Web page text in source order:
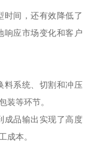
时间，还有效降低了
响应市场变化和客户
料系统、切割和冲压
装等环节。
成品输出实现了高度
成本。